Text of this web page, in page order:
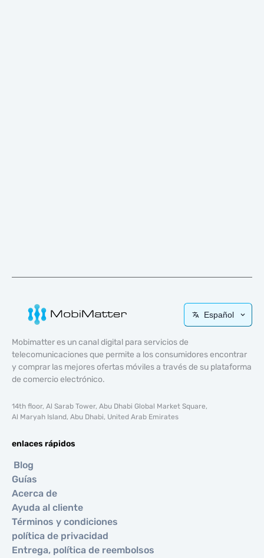
Español
Mobimatter es un canal digital para servicios de
telecomunicaciones que permite a los consumidores encontrar
y comprar las mejores ofertas móviles a través de su plataforma
de comercio electrónico.
14th floor, Al Sarab Tower, Abu Dhabi Global Market Square,
Al Maryah Island, Abu Dhabi, United Arab Emirates
enlaces rápidos
Blog
Guías
Acerca de
Ayuda al cliente
Términos y condiciones
política de privacidad
Entrega, política de reembolsos